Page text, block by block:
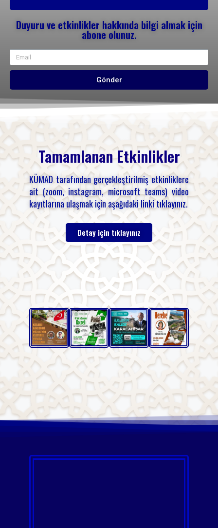
Duyuru ve etkinlikler hakkında bilgi almak için
abone olunuz.
Gönder
Tamamlanan Etkinlikler
KÜMAD tarafından gerçekleştirilmiş etkinliklere
ait (zoom, instagram, microsoft teams) video
kayıtlarına ulaşmak için aşağıdaki linki tıklayınız.
Detay için tıklayınız